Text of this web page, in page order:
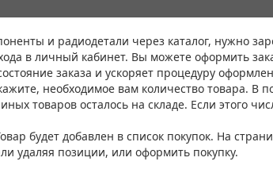
и радиодетали через каталог, нужно
в личный кабинет. Вы можете оформить
заказа и ускоряет процедуру
необходимое вам количество товара. В
товаров осталось на складе. Если этого
будет добавлен в список покупок. На
удаляя позиции, или оформить покупку.